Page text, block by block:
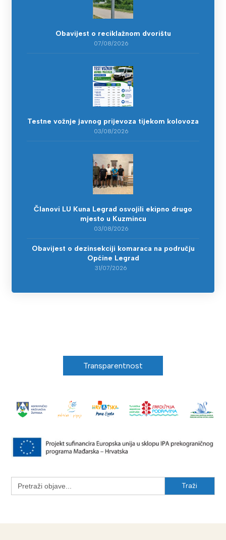
Obavijest o reciklažnom dvorištu
07/08/2026
Testne vožnje javnog prijevoza tijekom kolovoza
03/08/2026
Članovi LU Kuna Legrad osvojili ekipno drugo
mjesto u Kuzmincu
03/08/2026
Obavijest o dezinsekciji komaraca na području
Općine Legrad
31/07/2026
Transparentnost
Search
for: